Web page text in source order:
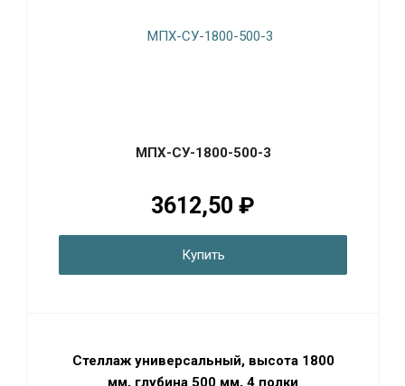
МПХ-СУ-1800-500-3
3612,50 ₽
Купить
Стеллаж универсальный, высота 1800
мм, глубина 500 мм, 4 полки